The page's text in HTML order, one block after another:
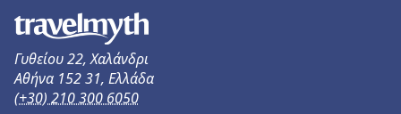
Γυθείου 22, Χαλάνδρι
Αθήνα 152 31, Ελλάδα
(+30) 210 300 6050